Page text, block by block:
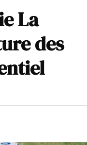
La
des